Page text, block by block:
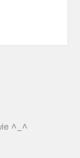
^_^